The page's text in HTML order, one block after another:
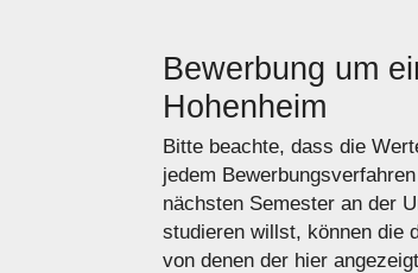
Bewerbung um
Hohenheim
Bitte beachte, dass die
jedem
nächsten Semester an der
studieren willst, können die
von denen der hier